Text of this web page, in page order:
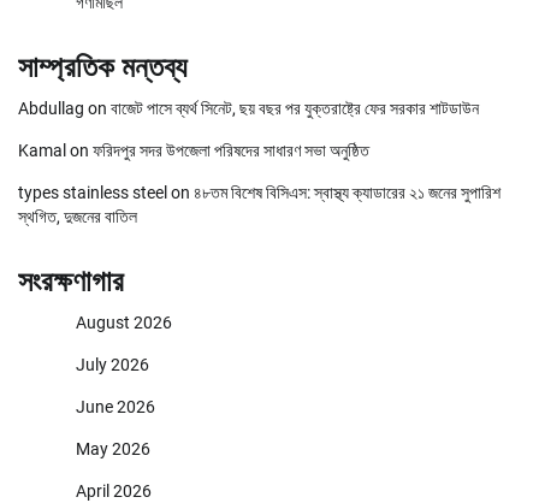
সাম্প্রতিক মন্তব্য
Abdullag on বাজেট পাসে ব্যর্থ সিনেট, ছয় বছর পর যুক্তরাষ্ট্রে ফের সরকার শাটডাউন
Kamal on ফরিদপুর সদর উপজেলা পরিষদের সাধারণ সভা অনুষ্ঠিত
types stainless steel on ৪৮তম বিশেষ বিসিএস: স্বাস্থ্য ক্যাডারের ২১ জনের সুপারিশ
স্থগিত, দুজনের বাতিল
সংরক্ষণাগার
August 2026
July 2026
June 2026
May 2026
April 2026